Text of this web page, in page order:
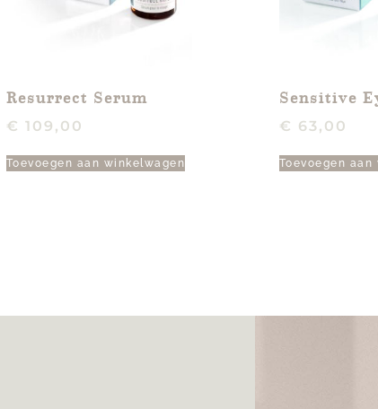
Resurrect Serum
€ 109,00
Toevoegen aan winkelwagen
Sensitive
€ 63,00
Toevoegen